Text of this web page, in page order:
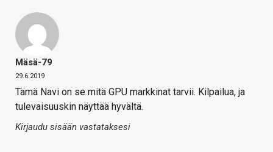
Mäsä-79
29.6.2019
Tämä Navi on se mitä GPU markkinat tarvii. Kilpailua, ja
tulevaisuuskin näyttää hyvältä.
Kirjaudu sisään vastataksesi